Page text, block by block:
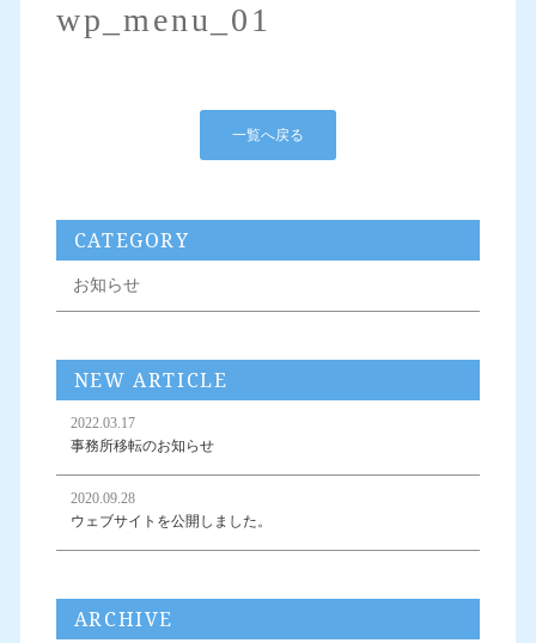
wp_menu_01
一覧へ戻る
CATEGORY
お知らせ
NEW ARTICLE
2022.03.17
事務所移転のお知らせ
2020.09.28
ウェブサイトを公開しました。
ARCHIVE